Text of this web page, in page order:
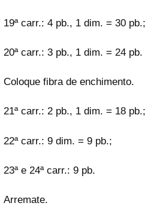
19ª carr.: 4 pb., 1 dim. = 30 pb.;
20ª carr.: 3 pb., 1 dim. = 24 pb.
Coloque fibra de enchimento.
21ª carr.: 2 pb., 1 dim. = 18 pb.;
22ª carr.: 9 dim. = 9 pb.;
23ª e 24ª carr.: 9 pb.
Arremate.